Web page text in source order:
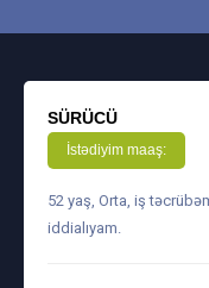
SÜRÜCÜ
İstədiyim maaş:
52 yaş, Orta, iş
iddialıyam.